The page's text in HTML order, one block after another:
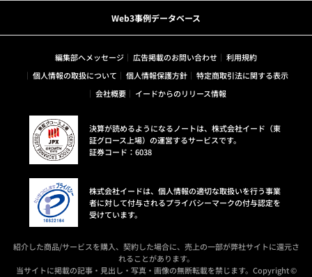
Web3事例データベース
編集部へメッセージ 広告掲載のお問い合わせ
利用規約
個人情報の取扱について
個人情報保護方針
特定商取引法に関する表示
会社概要
イードからのリリース情報
決算が読めるようになるノートは、株式会社イード（東
証グロース上場）の運営するサービスです。
証券コード：6038
株式会社イードは、個人情報の適切な取扱いを行う事業
者に対して付与されるプライバシーマークの付与認定を
受けています。
紹介した商品/サービスを購入、契約した場合に、売上の一部が弊社サイトに還元さ
れることがあります。
当サイトに掲載の記事・見出し・写真・画像の無断転載を禁じます。Copyright ©